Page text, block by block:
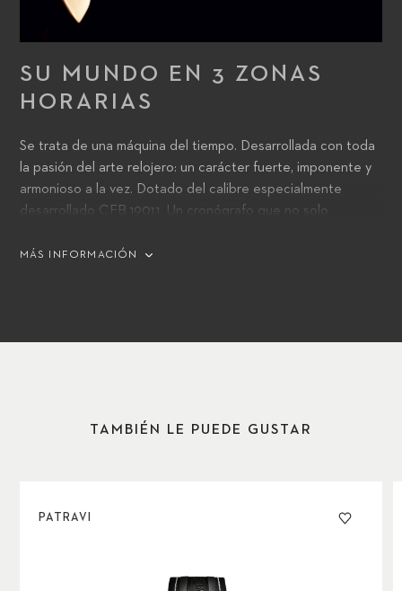
SU MUNDO EN 3 ZONAS
HORARIAS
Se trata de una máquina del tiempo. Desarrollada con toda
la pasión del arte relojero: un carácter fuerte, imponente y
armonioso a la vez. Dotado del calibre especialmente
desarrollado CFB 1901.1. Un cronógrafo que no solo
certificación de cronómetro, sino que también presenta
MÁS INFORMACIÓN
TAMBIÉN LE PUEDE GUSTAR
PATRAVI